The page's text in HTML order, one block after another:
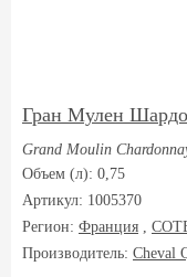
Гран Мулен
Grand Moulin
Объем (л): 0,75
Артикул: 1005370
Регион: Франция ,
Производитель: Cheval